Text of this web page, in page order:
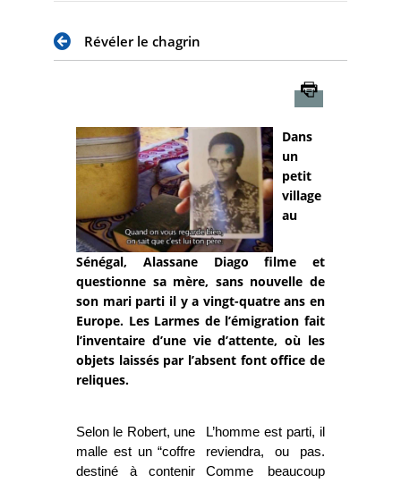
Révéler le chagrin
Dans
un
petit
village
au
Sénégal, Alassane Diago filme et
questionne sa mère, sans nouvelle de
son mari parti il y a vingt-quatre ans en
Europe. Les Larmes de l’émigration fait
l’inventaire d’une vie d’attente, où les
objets laissés par l’absent font office de
reliques.
Selon le Robert, une
malle est un “coffre
destiné à contenir
L’homme est parti, il
reviendra, ou pas.
Comme beaucoup